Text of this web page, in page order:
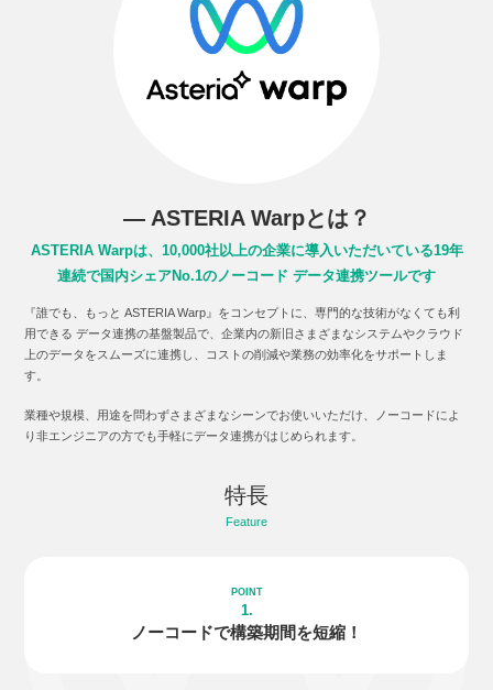
― ASTERIA Warpとは？
ASTERIA Warpは、10,000社以上の企業に導入いただいている19年
連続で国内シェアNo.1のノーコード データ連携ツールです
『誰でも、もっと ASTERIA Warp』をコンセプトに、専門的な技術がなくても利
用できる データ連携の基盤製品で、企業内の新旧さまざまなシステムやクラウド
上のデータをスムーズに連携し、コストの削減や業務の効率化をサポートしま
す。
業種や規模、用途を問わずさまざまなシーンでお使いいただけ、ノーコードによ
り非エンジニアの方でも手軽にデータ連携がはじめられます。
特長
Feature
1.
ノーコードで構築期間を短縮！